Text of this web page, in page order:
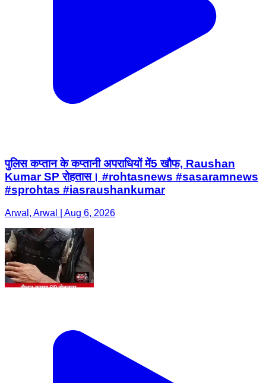
पुलिस कप्तान के कप्तानी अपराधियों में5 खौफ, Raushan
Kumar SP रोहतास। #rohtasnews #sasaramnews
#sprohtas #iasraushankumar
Arwal, Arwal | Aug 6, 2026